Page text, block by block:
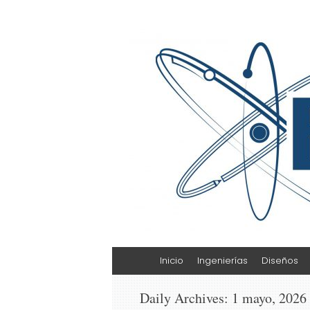
Escuela de
ESCAT
to
Inicio Ingenierías Diseños
Daily Archives: 1 mayo, 2026